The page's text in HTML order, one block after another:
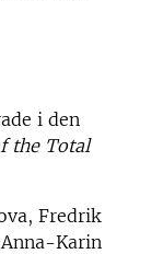
i den
the Total
Fredrik
Karin